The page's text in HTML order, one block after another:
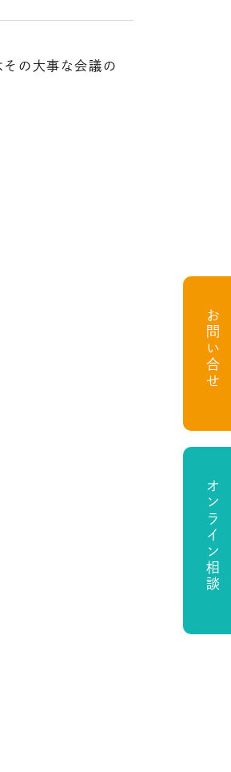
お問い合せ
オンライン相談
の大事な会議の